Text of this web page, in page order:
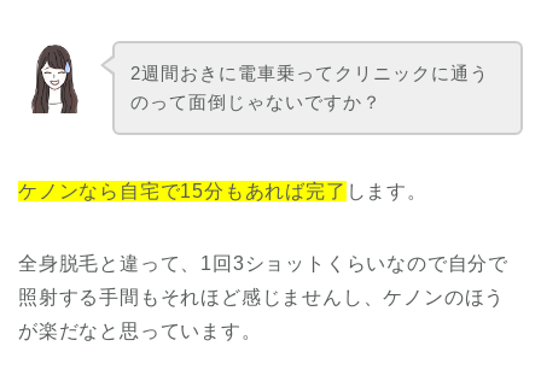
2週間おきに電車乗ってクリニックに通う
のって面倒じゃないですか？
ケノンなら自宅で15分もあれば完了 します。
全身脱毛と違って、1回3ショットくらいなので自分で
照射する手間もそれほど感じませんし、ケノンのほう
が楽だなと思っています。